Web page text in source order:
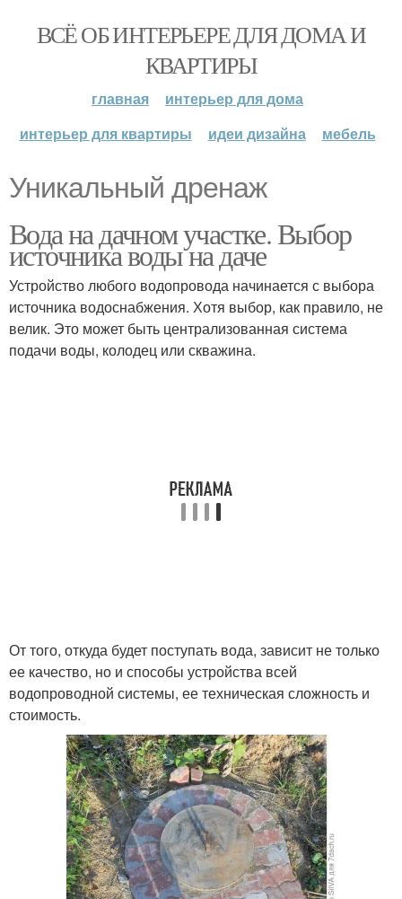
ВСЁ ОБ ИНТЕРЬЕРЕ ДЛЯ ДОМА И
КВАРТИРЫ
главная
интерьер для дома
интерьер для квартиры
идеи дизайна мебель
Уникальный дренаж
Вода на дачном участке. Выбор
источника воды на даче
Устройство любого водопровода начинается с выбора
источника водоснабжения. Хотя выбор, как правило, не
велик. Это может быть централизованная система
подачи воды, колодец или скважина.
От того, откуда будет поступать вода, зависит не только
ее качество, но и способы устройства всей
водопроводной системы, ее техническая сложность и
стоимость.